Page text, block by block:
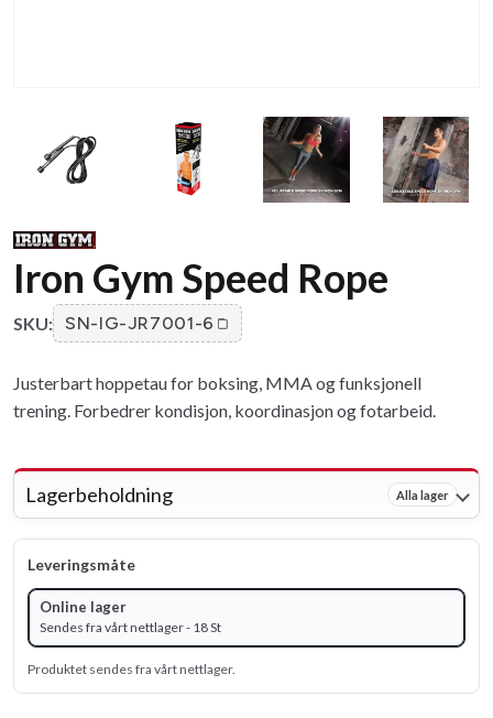
Iron Gym Speed Rope
SKU: SN-IG-JR7001-6
Justerbart hoppetau for boksing, MMA og funksjonell
trening. Forbedrer kondisjon, koordinasjon og fotarbeid.
Lagerbeholdning Alla lager
Leveringsmåte
Online lager
Sendes fra vårt nettlager - 18 St
Produktet sendes fra vårt nettlager.